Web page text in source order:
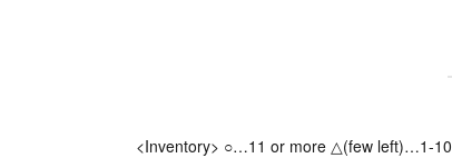
<Inventory> ○…11 or more △(few left)…1-10